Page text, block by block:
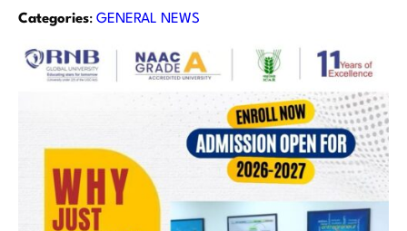
Categories: GENERAL NEWS